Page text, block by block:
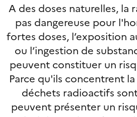
A des doses naturelles, la
pas dangereuse pour
fortes doses, l’exposition
ou l’ingestion de
peuvent constituer un
Parce qu'ils concentrent
déchets radioactifs
peuvent présenter un